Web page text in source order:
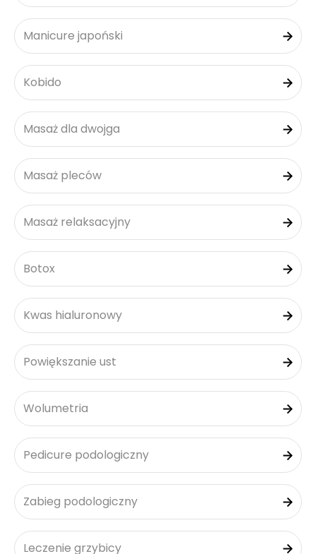
Manicure japoński
Kobido
Masaż dla dwojga
Masaż pleców
Masaż relaksacyjny
Botox
Kwas hialuronowy
Powiększanie ust
Wolumetria
Pedicure podologiczny
Zabieg podologiczny
Leczenie grzybicy